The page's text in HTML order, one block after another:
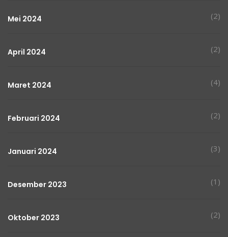
Mei 2024 (2)
April 2024 (2)
Maret 2024 (4)
Februari 2024 (2)
Januari 2024 (3)
Desember 2023 (1)
Oktober 2023 (2)